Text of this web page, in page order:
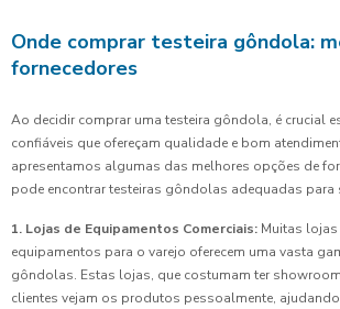
Onde comprar testeira gôndola:
fornecedores
Ao decidir comprar uma testeira gôndola, é crucial
confiáveis que ofereçam qualidade e bom
apresentamos algumas das melhores opções de
pode encontrar testeiras gôndolas adequadas para
1. Lojas de Equipamentos Comerciais: Muitas
equipamentos para o varejo oferecem uma vasta
gôndolas. Estas lojas, que costumam ter
clientes vejam os produtos pessoalmente,